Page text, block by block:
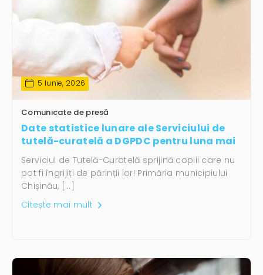
5 Iunie, 2026
Comunicate de presă
Date statistice lunare ale Serviciului de
tutelă-curatelă a DGPDC pentru luna mai
Serviciul de Tutelă-Curatelă sprijină copiii care nu
pot fi îngrijiți de părinții lor! Primăria municipiului
Chișinău, […]
Citește mai mult